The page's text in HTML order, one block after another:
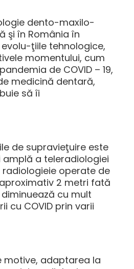
dento-maxilo-
şi în România în
ţiile tehnologice,
momentului, cum
de COVID – 19,
medicină dentară,
să îi
de supravieţuire este
a teleradiologiei
operate de
2 metri fată
cu mult
cu COVID prin varii
motive, adaptarea la